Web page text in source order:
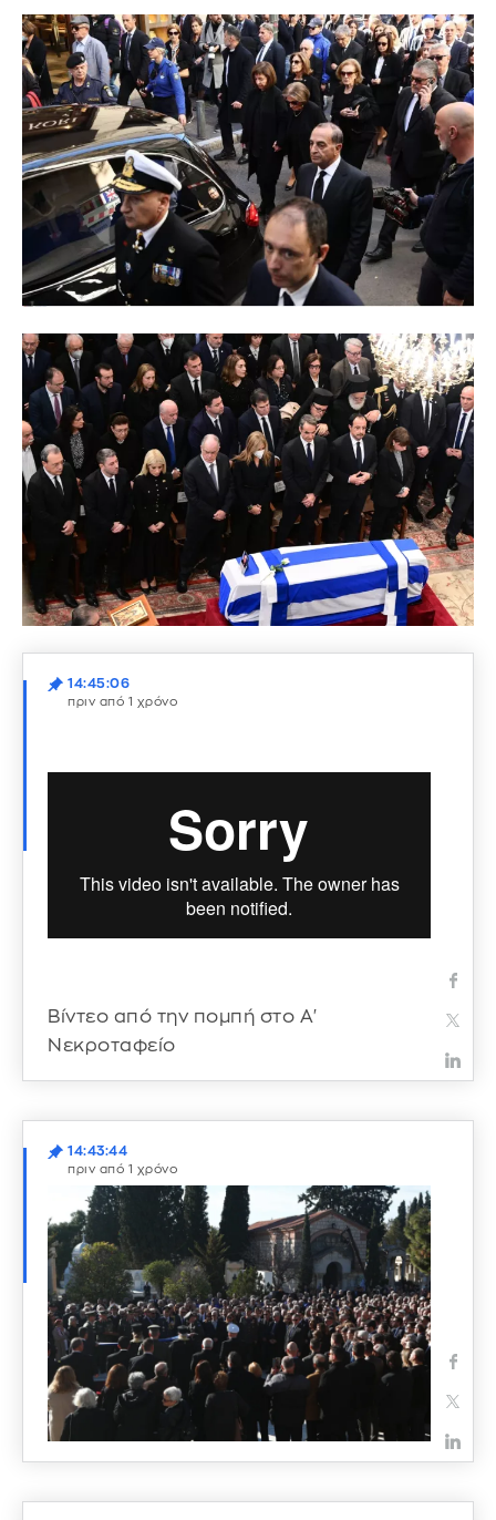
14:45:06
πριν από 1 χρόνο
Βίντεο από την πομπή στο Α'
Νεκροταφείο
14:43:44
πριν από 1 χρόνο